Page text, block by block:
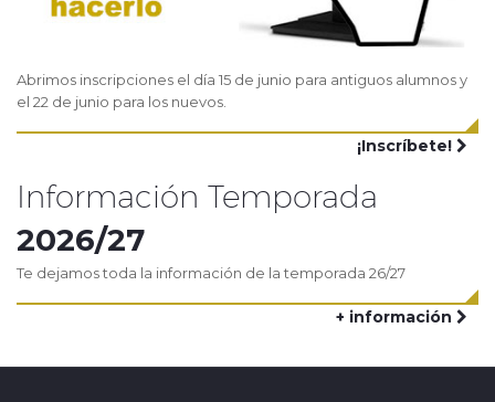
Abrimos inscripciones el día 15 de junio para antiguos alumnos y
el 22 de junio para los nuevos.
¡Inscríbete!
Información Temporada
2026/27
Te dejamos toda la información de la temporada 26/27
+ información